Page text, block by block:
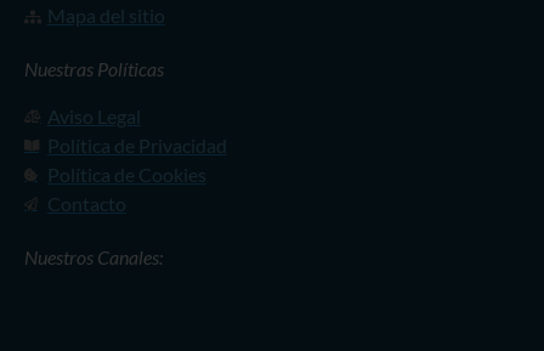
Mapa del sitio
Nuestras Políticas
Aviso Legal
Política de Privacidad
Política de Cookies
Contacto
Nuestros Canales: